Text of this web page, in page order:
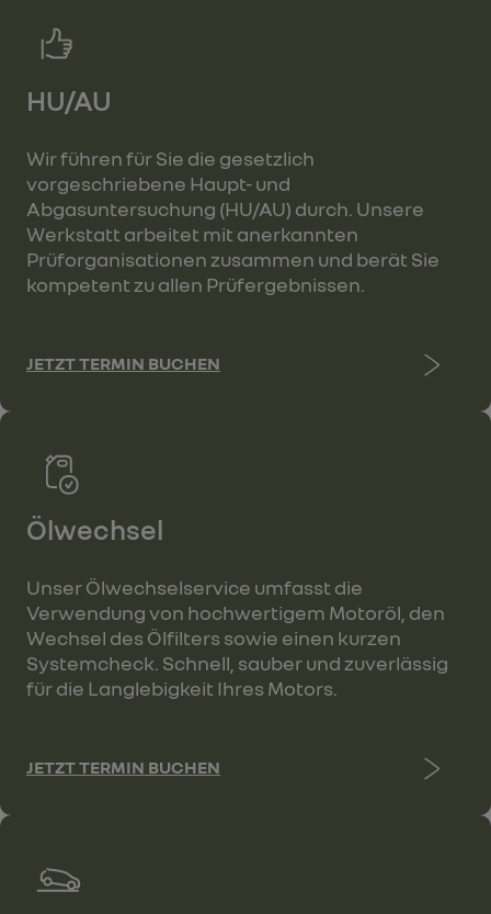
HU/AU
Wir führen für Sie die gesetzlich
vorgeschriebene Haupt- und
Abgasuntersuchung (HU/AU) durch. Unsere
Werkstatt arbeitet mit anerkannten
Prüforganisationen zusammen und berät Sie
kompetent zu allen Prüfergebnissen.
JETZT TERMIN BUCHEN
Ölwechsel
Unser Ölwechselservice umfasst die
Verwendung von hochwertigem Motoröl, den
Wechsel des Ölfilters sowie einen kurzen
Systemcheck. Schnell, sauber und zuverlässig
für die Langlebigkeit Ihres Motors.
JETZT TERMIN BUCHEN